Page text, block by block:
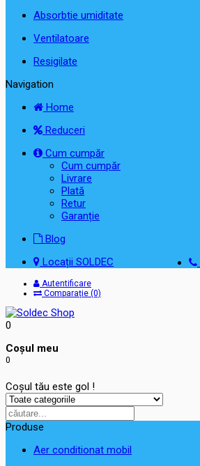
Absorbtie umiditate
Ventilatoare
Resigilate
Navigation
Home
Reduceri
Cum cumpăr
Cum cumpăr
Livrare
Plată
Retur
Garanție
Blog
Locații SOLDEC
Autentificare
Comparație (0)
0
Coşul meu
0
Coșul tău este gol !
Produse
Aer conditionat mobil